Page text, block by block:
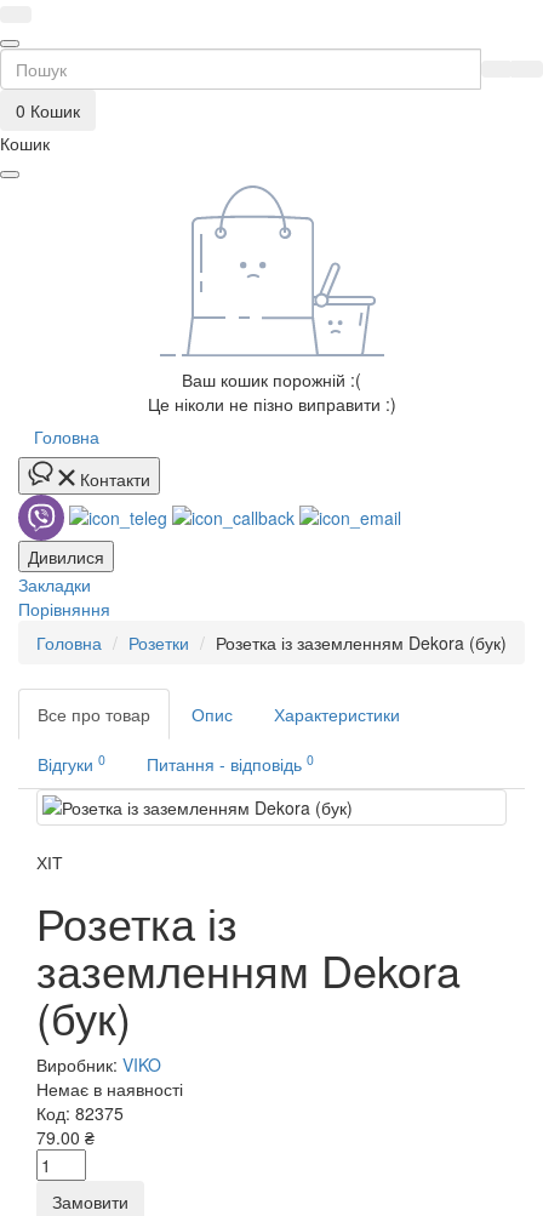
0 Кошик
Кошик
Ваш кошик порожній :(
Це ніколи не пізно виправити :)
Головна
Контакти
Дивилися
Закладки
Порівняння
Головна
Розетки Розетка із заземленням Dekora (бук)
Все про товар Опис Характеристики
Відгуки 0 Питання - відповідь 0
ХІТ
Розетка із
заземленням Dekora
(бук)
Виробник: VIKO
Немає в наявності
Код: 82375
79.00 ₴
Замовити